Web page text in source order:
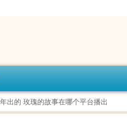
出的 玫瑰的故事在哪个平台播出